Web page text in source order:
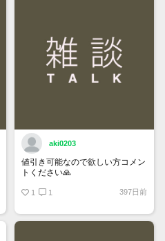
aki0203
値引き可能なので欲しい方コメン
トください🙏
1 1 397日前